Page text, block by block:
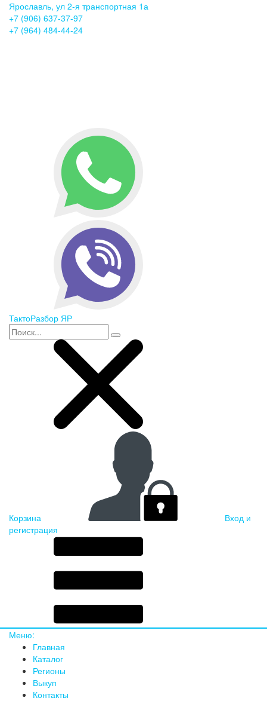
Ярославль, ул 2-я транспортная 1а
+7 (906) 637-37-97
+7 (964) 484-44-24
ТактоРазбор ЯР
Корзина
Вход и
регистрация
Меню:
Главная
Каталог
Регионы
Выкуп
Контакты